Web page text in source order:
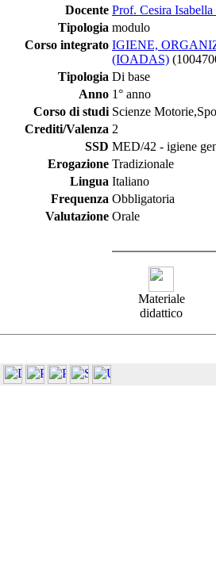
Docente Prof. Cesira
Tipologia modulo
Corso integrato IGIENE,
(IOADAS)
Tipologia Di base
Anno 1° anno
Corso di studi Scienze
Crediti/Valenza 2
SSD MED/42 - igiene
Erogazione Tradizionale
Lingua Italiano
Frequenza Obbligatoria
Valutazione Orale
Materiale
didattico